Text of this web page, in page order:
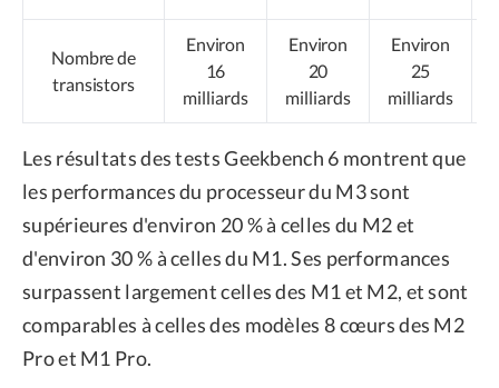
Nombre de
transistors
Environ
16
milliards
Environ
20
milliards
Environ
25
milliards
Les résultats des tests Geekbench 6 montrent que
les performances du processeur du M3 sont
supérieures d'environ 20 % à celles du M2 et
d'environ 30 % à celles du M1. Ses performances
surpassent largement celles des M1 et M2, et sont
comparables à celles des modèles 8 cœurs des M2
Pro et M1 Pro.